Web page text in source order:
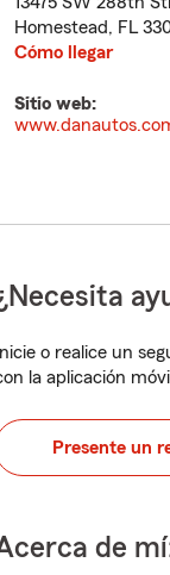
Homestead, FL
Cómo llegar
Sitio web:
Inicie o realice un
la aplicación
Presente un
de